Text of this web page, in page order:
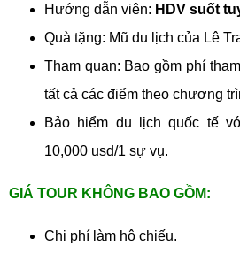
Hướng dẫn viên: HDV suốt
Quà tặng: Mũ du lịch của Lê
Tham quan: Bao gồm phí
tất cả các điểm theo chương
Bảo hiểm du lịch quốc tế
10,000 usd/1 sự vụ.
GIÁ TOUR KHÔNG BAO GỒM:
Chi phí làm hộ chiếu.